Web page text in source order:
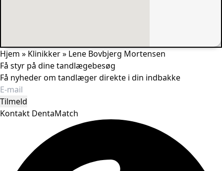
Hjem » Klinikker» Lene Bovbjerg Mortensen
Få styr på dine tandlægebesøg
Få nyheder om tandlæger direkte i din indbakke
Tilmeld
Kontakt DentaMatch